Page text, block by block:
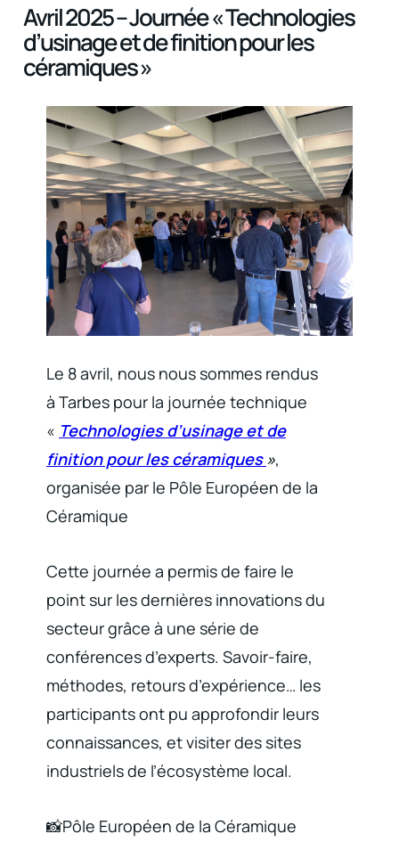
Avril 2025 – Journée « Technologies
d’usinage et de finition pour les
céramiques »
Le 8 avril, nous nous sommes rendus
à Tarbes pour la journée technique
« Technologies d’usinage et de
finition pour les céramiques»,
organisée par le Pôle Européen de la
Céramique
Cette journée a permis de faire le
point sur les dernières innovations du
secteur grâce à une série de
conférences d’experts. Savoir-faire,
méthodes, retours d’expérience… les
participants ont pu approfondir leurs
connaissances, et visiter des sites
industriels de l’écosystème local.
📸Pôle Européen de la Céramique